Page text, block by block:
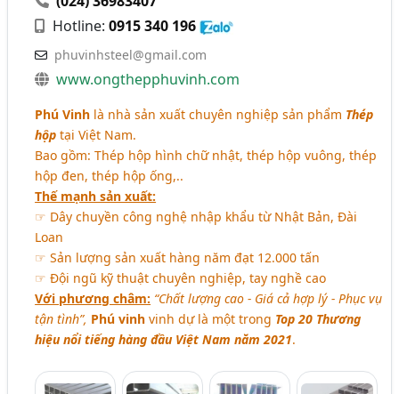
Hotline:0915 340 196
phuvinhsteel@gmail.com
www.ongthepphuvinh.com
Phú Vinh là nhà sản xuất chuyên nghiệp sản phẩm Thép
hộp tại Việt Nam.
Bao gồm: Thép hộp hình chữ nhật, thép hộp vuông, thép
hộp đen, thép hộp ống,..
Thế mạnh sản xuất:
☞ Dây chuyền công nghệ nhập khẩu từ Nhật Bản, Đài
Loan
☞ Sản lượng sản xuất hàng năm đạt 12.000 tấn
☞ Đội ngũ kỹ thuật chuyên nghiệp, tay nghề cao
Với phương châm: “Chất lượng cao - Giá cả hợp lý - Phục vụ
tận tình”, Phú vinh vinh dự là một trong Top 20 Thương
hiệu nổi tiếng hàng đầu Việt Nam năm 2021.